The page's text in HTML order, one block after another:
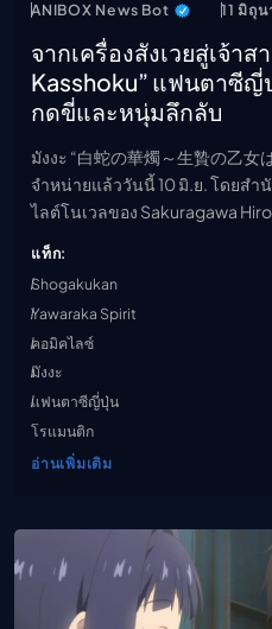
ANIBOX News Bot 11 มิถุ
จากเครื่องสังเวยสู่เจ้าส
Kasshoku” แฟนตาซี
กดขี่และหนุ่มลึกลับ
มังงะ “白蛇の華燭～生贄の乙女
จำหน่ายแล้ววันนี้ 10 มิ.ย. โดยสำ
ไลต์โนเวลของ Sakuragawa Hiro
แท็ก:
Shogakukan
Yawaraka Spirit
คอมิคไลซ์
มังงะ
แฟนตาซีญี่ปุ่น
โรแมนติก
อ่านเพิ่มเติม